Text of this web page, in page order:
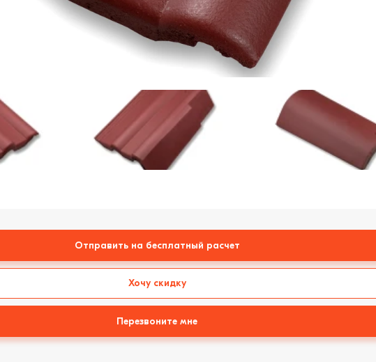
Отправить на бесплатный расчет
Хочу скидку
Перезвоните мне